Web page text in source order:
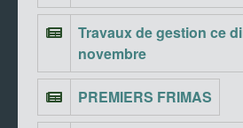
Travaux de gestion ce
novembre
PREMIERS FRIMAS